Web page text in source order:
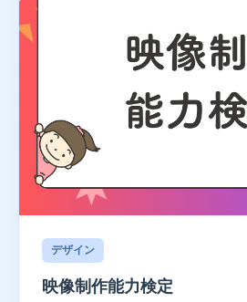
デザイン
映像制作能力検定